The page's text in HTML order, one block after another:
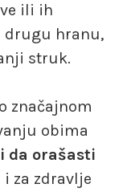
ili ih
drugu hranu,
struk.
značajnom
obima
da orašasti
za zdravlje